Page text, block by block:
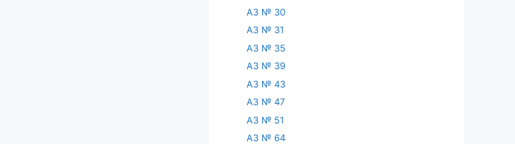
АЗ № 30
АЗ № 31
АЗ № 35
АЗ № 39
АЗ № 43
АЗ № 47
АЗ № 51
АЗ № 64